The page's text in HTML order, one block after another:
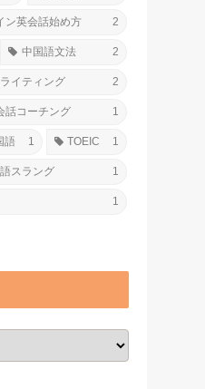
ン英会話始め方 2
中国語文法 2
イティング 2
話コーチング 1
語 1 TOEIC 1
スラング 1
1